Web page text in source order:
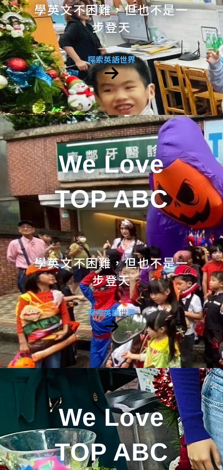
學英文不困難，但也不是一
步登天
探索英語世界
We Love
TOP ABC
學英文不困難，但也不是一
步登天
探索英語世界
We Love
TOP ABC